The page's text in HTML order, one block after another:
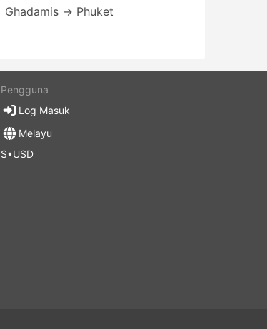
Ghadamis → Phuket
Pengguna
Log Masuk
Melayu
$•USD